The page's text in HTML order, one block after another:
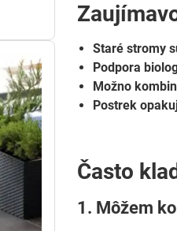
Staré stromy
Podpora
Možno
Postrek
Často
1. Môžem